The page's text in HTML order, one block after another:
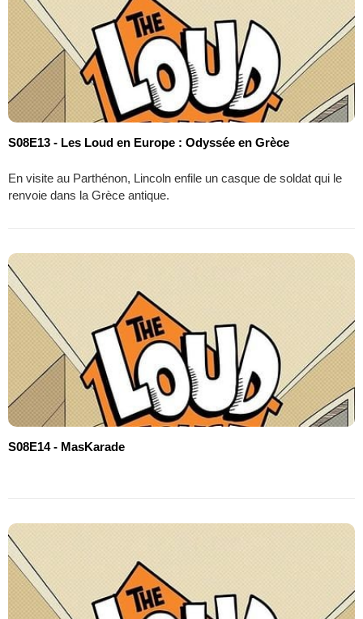
S08E13 - Les Loud en Europe : Odyssée en Grèce
En visite au Parthénon, Lincoln enfile un casque de soldat qui le
renvoie dans la Grèce antique.
S08E14 - MasKarade